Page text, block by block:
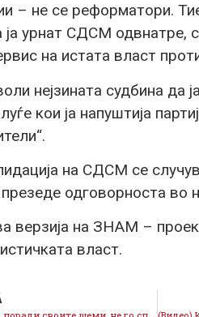
– не се реформатори.
ја урнат СДСМ одвнатре,
на истата власт
нејзината судбина да
кои ја напуштија
на СДСМ се
одговорноста во
верзија на ЗНАМ –
власт.